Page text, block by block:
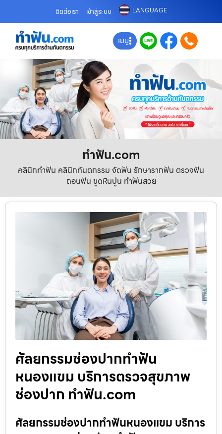
ติดต่อเรา เข้าสู่ระบบ LANGUAGE
เมนู
ทําฟัน.com
คลินิกทำฟัน คลินิกทันตกรรม จัดฟัน รักษารากฟัน ตรวจฟัน
ถอนฟัน ขูดหินปูน ทำฟันสวย
ศัลยกรรมช่องปากทำฟัน
หนองแขม บริการตรวจสุขภาพ
ช่องปาก ทำฟัน.com
ศัลยกรรมช่องปากทำฟันหนองแขม บริการ